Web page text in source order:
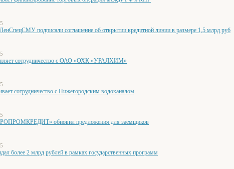
подписали соглашение об открытии кредитной линии в размере 1,5 млрд руб
сотрудничество с ОАО «ОХК «УРАЛХИМ»
сотрудничество с Нижегородским водоканалом
обновил предложения для заемщиков
более 2 млрд рублей в рамках государственных программ